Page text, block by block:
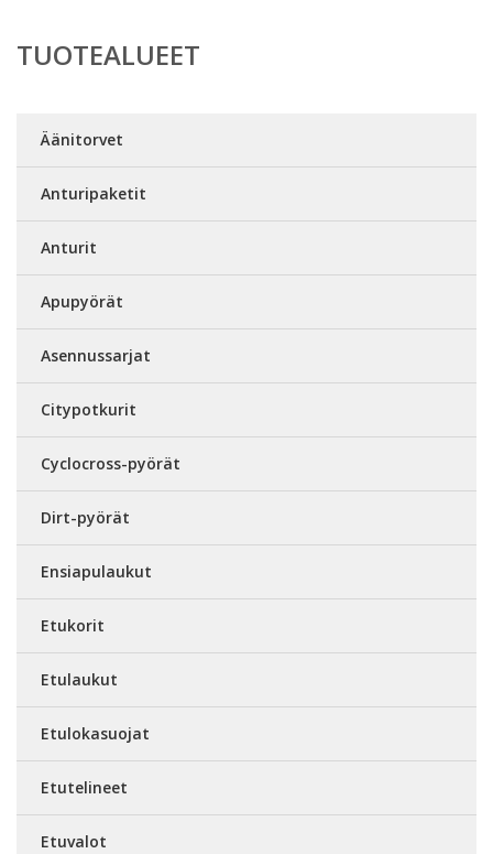
TUOTEALUEET
Äänitorvet
Anturipaketit
Anturit
Apupyörät
Asennussarjat
Citypotkurit
Cyclocross-pyörät
Dirt-pyörät
Ensiapulaukut
Etukorit
Etulaukut
Etulokasuojat
Etutelineet
Etuvalot